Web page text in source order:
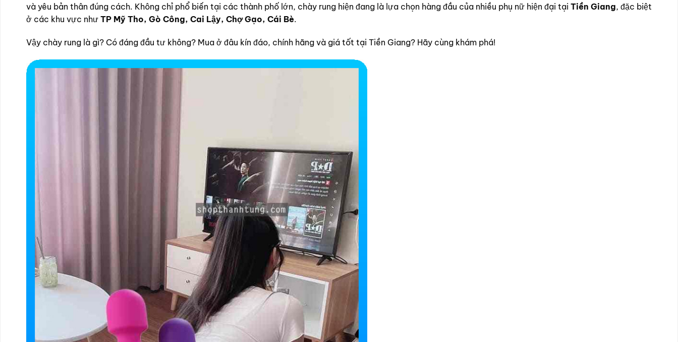
và yêu bản thân đúng cách. Không chỉ phổ biến tại các thành phố lớn, chày rung hiện đang là lựa chọn hàng đầu của nhiều phụ nữ hiện đại tại Tiền Giang, đặc biệt
ở các khu vực như TP Mỹ Tho, Gò Công, Cai Lậy, Chợ Gạo, Cái Bè.
Vậy chày rung là gì? Có đáng đầu tư không? Mua ở đâu kín đáo, chính hãng và giá tốt tại Tiền Giang? Hãy cùng khám phá!